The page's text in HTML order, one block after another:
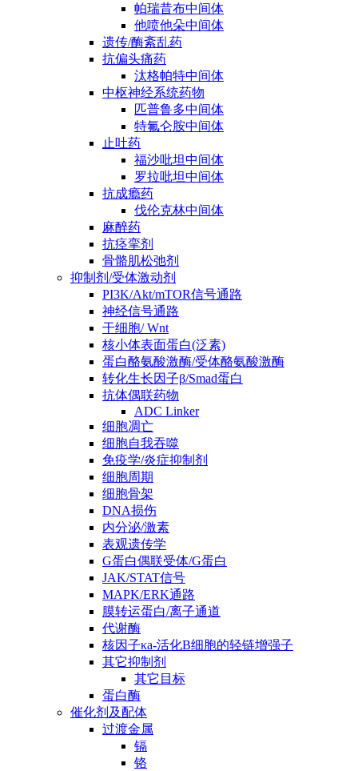
帕瑞昔布中间体
他喷他朵中间体
遗传/酶紊乱药
抗偏头痛药
汰格帕特中间体
中枢神经系统药物
匹普鲁多中间体
特氟仑胺中间体
止吐药
福沙吡坦中间体
罗拉吡坦中间体
抗成瘾药
伐伦克林中间体
麻醉药
抗痉挛剂
骨骼肌松弛剂
抑制剂/受体激动剂
PI3K/Akt/mTOR信号通路
神经信号通路
干细胞/ Wnt
核小体表面蛋白(泛素)
蛋白酪氨酸激酶/受体酪氨酸激酶
转化生长因子β/Smad蛋白
抗体偶联药物
ADC Linker
细胞凋亡
细胞自我吞噬
免疫学/炎症抑制剂
细胞周期
细胞骨架
DNA损伤
内分泌/激素
表观遗传学
G蛋白偶联受体/G蛋白
JAK/STAT信号
MAPK/ERK通路
膜转运蛋白/离子通道
代谢酶
核因子κa-活化B细胞的轻链增强子
其它抑制剂
其它目标
蛋白酶
催化剂及配体
过渡金属
镉
铬